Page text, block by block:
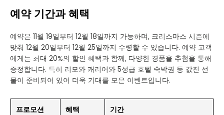
예약 기간과 혜택
예약은 11월 19일부터 12월 18일까지 가능하며, 크리스마스 시즌에
맞춰 12월 20일부터 12월 25일까지 수령할 수 있습니다. 예약 고객
에게는 최대 20%의 할인 혜택과 함께, 다양한 경품을 추첨을 통해
증정합니다. 특히 리모와 캐리어와 5성급 호텔 숙박권 등 값진 선
물이 준비되어 있어 더욱 기대를 모은 이벤트입니다.
프로모션 혜택 기간